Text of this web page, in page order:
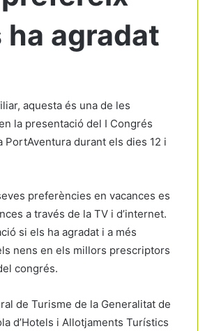
agradat
aquesta és una de les
la presentació del I Congrés
PortAventura durant els dies 12 i
preferències en vacances es
a través de la TV i d’internet.
si els ha agradat i a més
nens en els millors prescriptors
congrés.
de Turisme de la Generalitat de
d’Hotels i Allotjaments Turístics